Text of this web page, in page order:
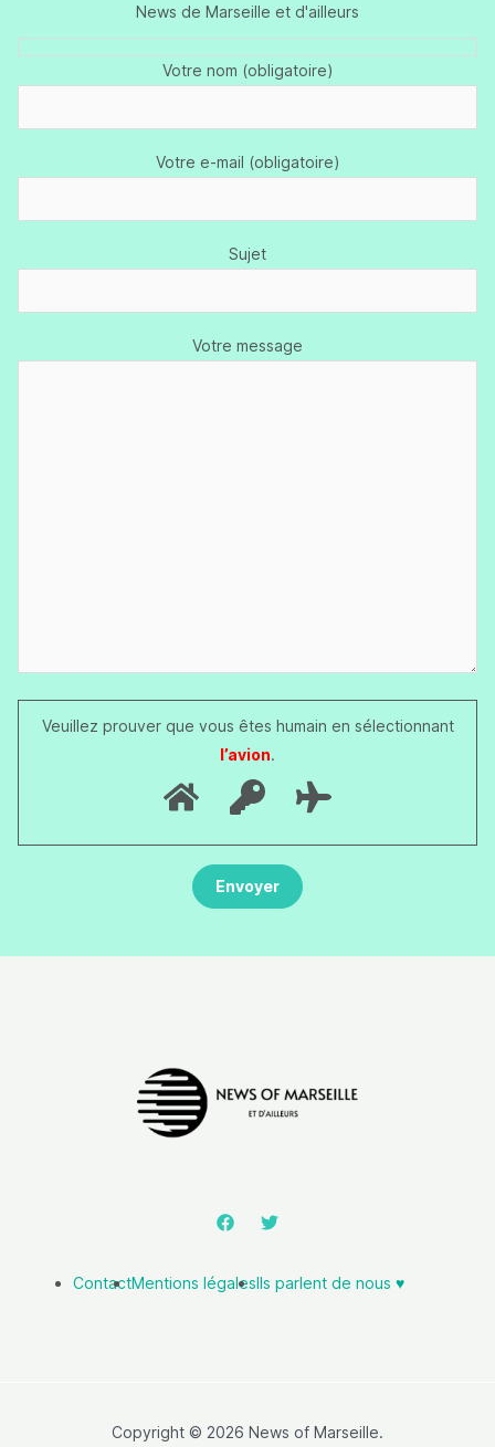
News de Marseille et d'ailleurs
Votre nom (obligatoire)
Votre e-mail (obligatoire)
Sujet
Votre message
Veuillez prouver que vous êtes humain en sélectionnant
l’avion.
ContactMentions légalesIls parlent de nous ♥️
Copyright © 2026 News of Marseille.